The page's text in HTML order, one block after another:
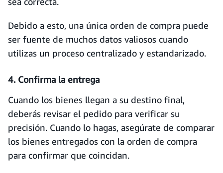
Debido a esto, una única orden de compra puede
ser fuente de muchos datos valiosos cuando
utilizas un proceso centralizado y estandarizado.
4. Confirma la entrega
Cuando los bienes llegan a su destino final,
deberás revisar el pedido para verificar su
precisión. Cuando lo hagas, asegúrate de comparar
los bienes entregados con la orden de compra
para confirmar que coincidan.